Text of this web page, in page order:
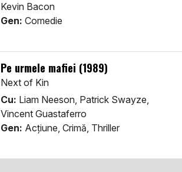
Kevin Bacon
Gen: Comedie
Pe urmele mafiei (1989)
Next of Kin
Cu: Liam Neeson, Patrick Swayze,
Vincent Guastaferro
Gen: Acţiune, Crimă, Thriller